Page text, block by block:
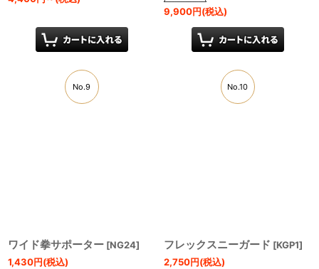
9,900円(税込)
No.9
ワイド拳サポーター [NG24]
1,430円(税込)
No.10
フレックスニーガード [KGP1]
2,750円(税込)